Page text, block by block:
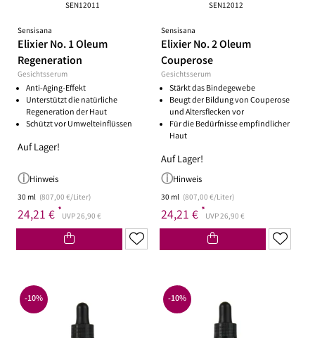
SEN12011
Sensisana
Elixier No. 1 Oleum
Regeneration
Gesichtsserum
Anti-Aging-Effekt
Unterstützt die natürliche
Regeneration der Haut
Schützt vor Umwelteinflüssen
Auf Lager!
Hinweis
30 ml (807,00 €/Liter)
24,21 € *UVP 26,90 €
SEN12012
Sensisana
Elixier No. 2 Oleum
Couperose
Gesichtsserum
Stärkt das Bindegewebe
Beugt der Bildung von Couperose
und Altersflecken vor
Für die Bedürfnisse empfindlicher
Haut
Auf Lager!
Hinweis
30 ml (807,00 €/Liter)
24,21 € *UVP 26,90 €
-10% -10%